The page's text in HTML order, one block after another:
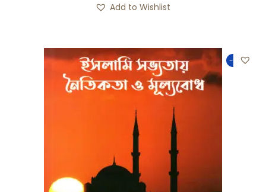
Add to Wishlist
-50%